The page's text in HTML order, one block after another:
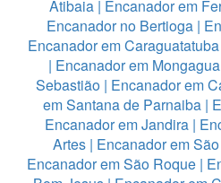
Atibaia| Encanador em
Encanador no Bertioga |
Encanador em Caraguatatuba
| Encanador em Mongagua
Sebastião| Encanador em
em Santana de Parnaiba |
Encanador em Jandira|
Artes | Encanador em
Encanador em São Roque |